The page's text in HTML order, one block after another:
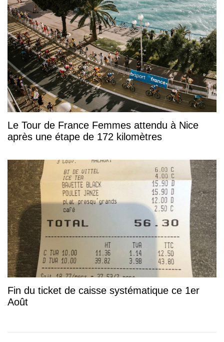
Le Tour de France Femmes attendu à Nice
après une étape de 172 kilomètres
Fin du ticket de caisse systématique ce 1er
Août